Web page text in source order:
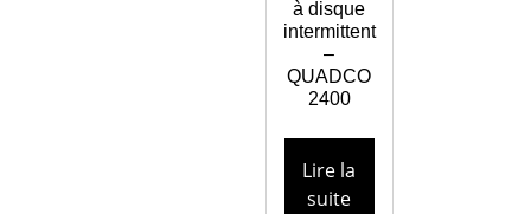
à disque
intermittent
–
QUADCO
2400
Lire la
suite